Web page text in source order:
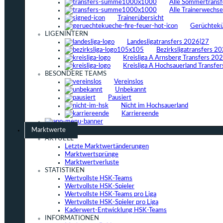
Alle
Alle
Trainerübersicht
LIGENINTERN
Landesligatransfers 2026|27
Bezirksligatransfers
Kreisliga A Arnsberg Transfers
Kreisliga A Hochsauerland
BESONDERE TEAMS
Vereinslos
Unbekannt
Pausiert
Nicht im Hochsauerland
Karriereende
Marktwerte
AKTUELL
Letzte Marktwertänderungen
Marktwertsprünge
Marktwertverluste
STATISTIKEN
Wertvollste HSK-Teams
Wertvollste HSK-Spieler
Wertvollste HSK-Teams pro Liga
Wertvollste HSK-Spieler pro Liga
Kaderwert-Entwicklung HSK-Teams
INFORMATIONEN